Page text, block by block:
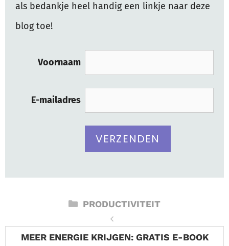
als bedankje heel handig een linkje naar deze
blog toe!
Voornaam
E-mailadres
CATEGORIEËN
PRODUCTIVITEIT
MEER ENERGIE KRIJGEN: GRATIS E-BOOK